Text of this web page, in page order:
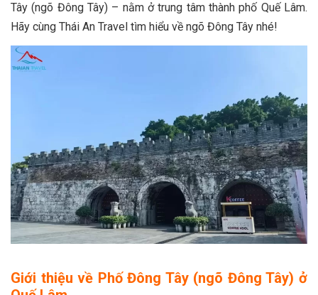
Tây (ngõ Đông Tây) – nằm ở trung tâm thành phố Quế Lâm.
Hãy cùng Thái An Travel tìm hiểu về ngõ Đông Tây nhé!
Giới thiệu về Phố Đông Tây (ngõ Đông Tây) ở